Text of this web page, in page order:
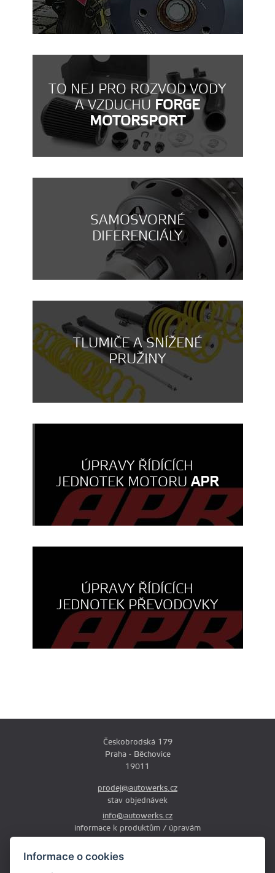
Informace o cookies
TO NEJ PRO ROZVOD VODY
A VZDUCHU FORGE
MOTORSPORT
SAMOSVORNÉ
DIFERENCIÁLY
TLUMIČE A SNÍŽENÉ
PRUŽINY
ÚPRAVY ŘÍDÍCÍCH
JEDNOTEK MOTORUAPR
ÚPRAVY ŘÍDÍCÍCH
JEDNOTEK PŘEVODOVKY
Českobrodská 179
Praha - Běchovice
19011
prodej@autowerks.cz
stav objednávek
info@autowerks.cz
informace k produktům / úpravám